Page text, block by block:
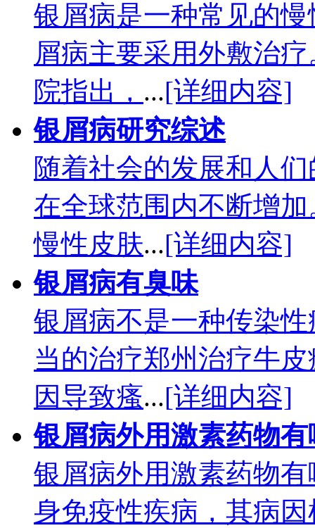
银屑病是一种常见的
屑病主要采用外敷治
院指出， ...[详细内容]
银屑病研究综述
随着社会的发展和人
在全球范围内不断增
慢性皮肤...[详细内容]
银屑病有臭味
银屑病不是一种传染
当的治疗郑州治疗牛
因导致瘙...[详细内容]
银屑病外用激素药物有
银屑病外用激素药物
身免疫性疾病，其病